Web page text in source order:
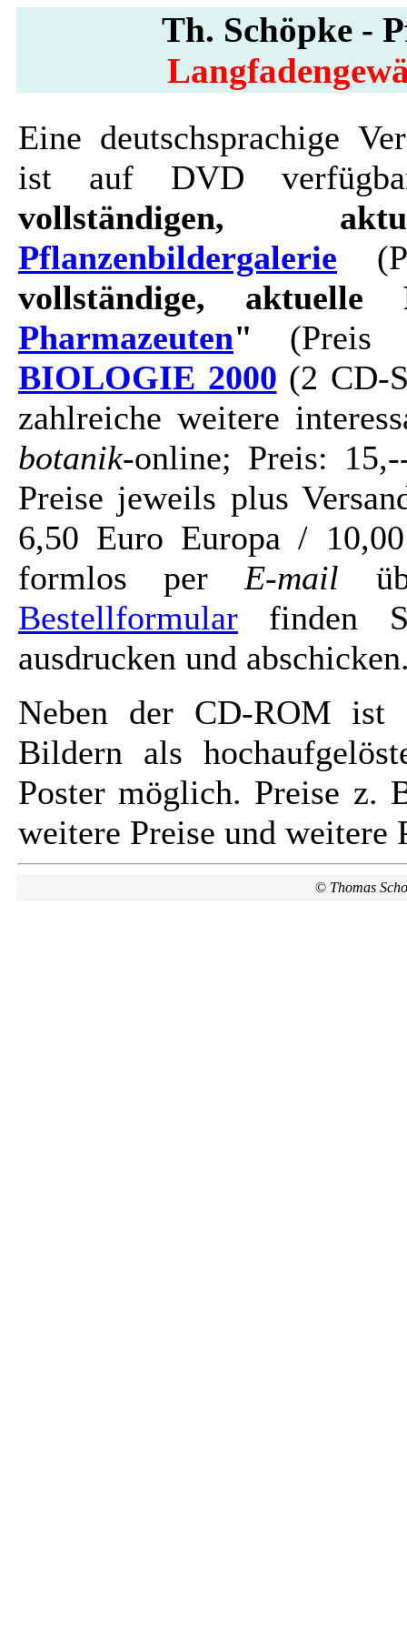
Th. Schöpke -
Eine deutschsprachige
ist auf DVD
vollständigen,
Pflanzenbildergalerie
vollständige, aktuelle
Pharmazeuten" (Preis
BIOLOGIE 2000 (2 CD-
zahlreiche weitere
botanik-online; Preis:
Preise jeweils plus
6,50 Euro Europa /
formlos perE-mail
Bestellformular finden
ausdrucken und
Neben der CD-ROM ist
Bildern als
Poster möglich. Preise z.
weitere Preise und weitere
© Thomas